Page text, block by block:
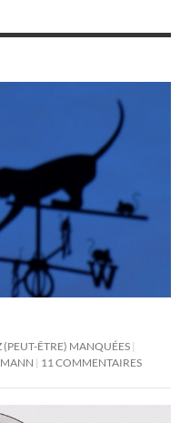
(PEUT-ÊTRE) MANQUÉES
11 COMMENTAIRES